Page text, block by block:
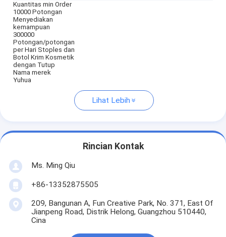
Kuantitas min Order
10000 Potongan
Menyediakan
kemampuan
300000
Potongan/potongan
per Hari Stoples dan
Botol Krim Kosmetik
dengan Tutup
Nama merek
Yuhua
Lihat Lebih
Rincian Kontak
Ms. Ming Qiu
+86-13352875505
209, Bangunan A, Fun Creative Park, No. 371, East Of
Jianpeng Road, Distrik Helong, Guangzhou 510440,
Cina